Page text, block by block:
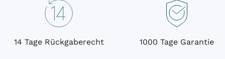
14 Tage Rückgaberecht 1000 Tage Garantie